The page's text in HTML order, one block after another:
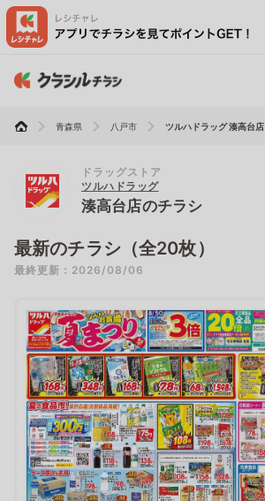
青森県 八戸市 ツルハドラッグ 湊高台店
ドラッグストア
ツルハドラッグ
湊高台店のチラシ
最新のチラシ（全20枚）
最終更新：2026/08/06